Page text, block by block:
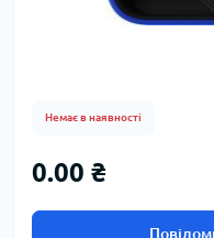
Немає в наявності
0.00 ₴